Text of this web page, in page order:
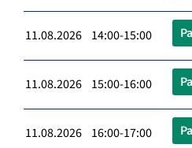
11.08.2026 14:00-15:00
11.08.2026 15:00-16:00
11.08.2026 16:00-17:00